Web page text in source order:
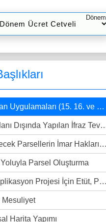
Dönem
(15. 16. ve 18. Mad. Uyg.)
Dışında Yapılan İfraz Tevhit İşlemi
Parsellerin İmar Haklarının Tespiti
Yoluyla Parsel Oluşturma
Projesi İçin Etüt, Proje ve Uyg.
Mesuliyet
Harita Yapımı